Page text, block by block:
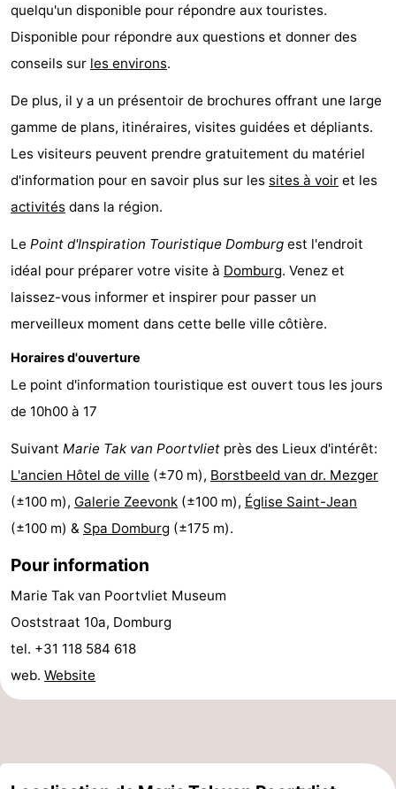
Voir
et
faire
Lieux
d'intérêt
-
Musées
-
Monuments
-
Moulins
-
Points
vue
Attractions
Terrains
de
jeux
-
Aires
de
jeux
intérieures
-
Bowling
-
Parcours
de
mini-
golf
Centres
de
bien-
être
Villages
&
villes
Nature
Visites
guidées
Sports
-
quelqu'un disponible pour répondre aux touristes.
Disponible pour répondre aux questions et donner des
conseils sur les environs.
De plus, il y a un présentoir de brochures offrant une large
gamme de plans, itinéraires, visites guidées et dépliants.
Les visiteurs peuvent prendre gratuitement du matériel
d'information pour en savoir plus sur les sites à voir et les
activités dans la région.
Le Point d'Inspiration Touristique Domburg est l'endroit
idéal pour préparer votre visite à Domburg. Venez et
laissez-vous informer et inspirer pour passer un
merveilleux moment dans cette belle ville côtière.
Horaires d'ouverture
Le point d'information touristique est ouvert tous les jours
de 10h00 à 17
Suivant Marie Tak van Poortvliet près des Lieux d'intérêt:
L'ancien Hôtel de ville (±70 m), Borstbeeld van dr. Mezger
(±100 m), Galerie Zeevonk (±100 m), Église Saint-Jean
(±100 m) & Spa Domburg (±175 m).
Pour information
Marie Tak van Poortvliet Museum
Ooststraat 10a, Domburg
tel. +31 118 584 618
web. Website